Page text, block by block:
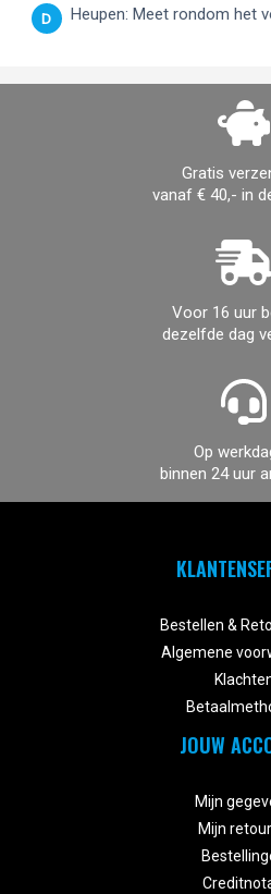
D Heupen: Meet rondom het
Gratis
vanaf € 40,- in
Voor 16 uur
dezelfde dag
Op
binnen 24 uur
Bestellen &
Algemene
JOUW
Mijn
Mijn